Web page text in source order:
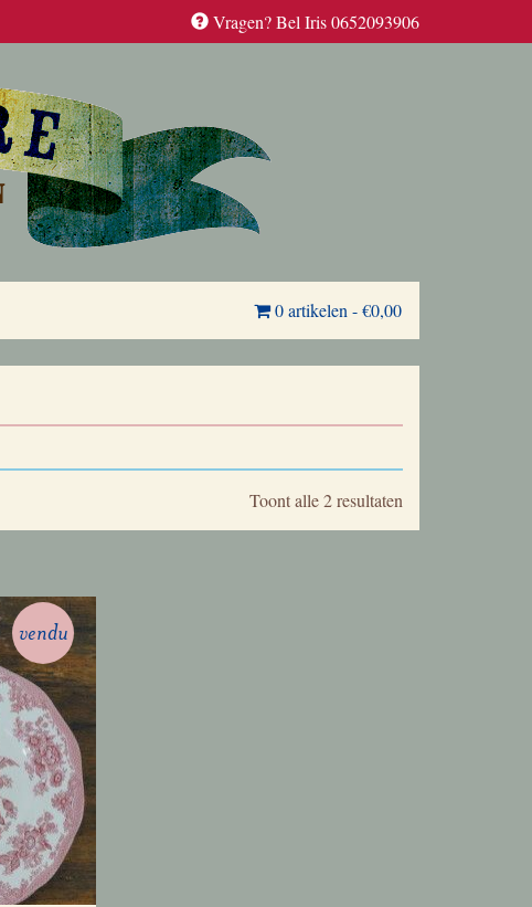
Vragen? Bel Iris 0652093906
0 artikelen -€0,00
Toont alle 2 resultaten
op
vendu